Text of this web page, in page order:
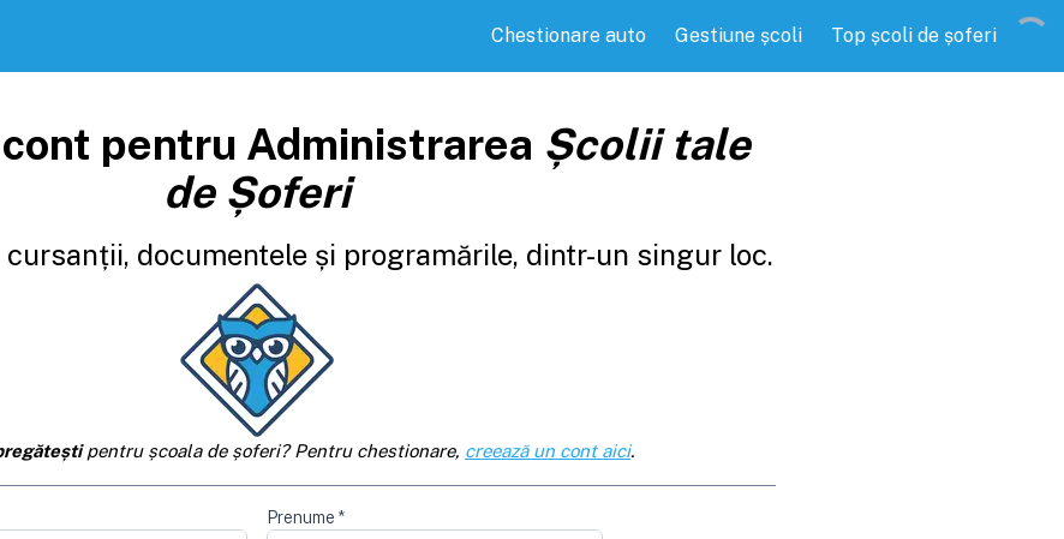
Chestionare auto Gestiune școli Top școli de șoferi
pentru Administrarea Școlii tale
de Șoferi
documentele și programările, dintr-un singur loc.
pentru școala de șoferi? Pentru chestionare, creează un cont aici.
Prenume *